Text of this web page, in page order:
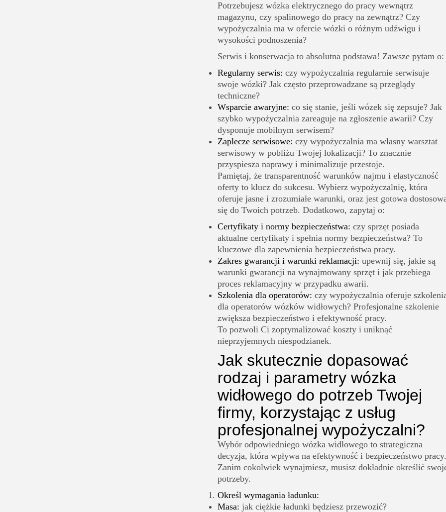
Potrzebujesz wózka elektrycznego do pracy wewnątrz
magazynu, czy spalinowego do pracy na zewnątrz? Czy
wypożyczalnia ma w ofercie wózki o różnym udźwigu i
wysokości podnoszenia?
Serwis i konserwacja to absolutna podstawa! Zawsze pytam o:
Regularny serwis: czy wypożyczalnia regularnie serwisuje
swoje wózki? Jak często przeprowadzane są przeglądy
techniczne?
Wsparcie awaryjne: co się stanie, jeśli wózek się zepsuje? Jak
szybko wypożyczalnia zareaguje na zgłoszenie awarii? Czy
dysponuje mobilnym serwisem?
Zaplecze serwisowe: czy wypożyczalnia ma własny warsztat
serwisowy w pobliżu Twojej lokalizacji? To znacznie
przyspiesza naprawy i minimalizuje przestoje.
Pamiętaj, że transparentność warunków najmu i elastyczność
oferty to klucz do sukcesu. Wybierz wypożyczalnię, która
oferuje jasne i zrozumiałe warunki, oraz jest gotowa
się do Twoich potrzeb. Dodatkowo, zapytaj o:
Certyfikaty i normy bezpieczeństwa: czy sprzęt posiada
aktualne certyfikaty i spełnia normy bezpieczeństwa? To
kluczowe dla zapewnienia bezpieczeństwa pracy.
Zakres gwarancji i warunki reklamacji: upewnij się, jakie są
warunki gwarancji na wynajmowany sprzęt i jak przebiega
proces reklamacyjny w przypadku awarii.
Szkolenia dla operatorów: czy wypożyczalnia oferuje
dla operatorów wózków widłowych? Profesjonalne szkolenie
zwiększa bezpieczeństwo i efektywność pracy.
To pozwoli Ci zoptymalizować koszty i uniknąć
nieprzyjemnych niespodzianek.
Jak skutecznie dopasować
rodzaj i parametry wózka
widłowego do potrzeb Twojej
firmy, korzystając z usług
profesjonalnej wypożyczalni?
Wybór odpowiedniego wózka widłowego to strategiczna
decyzja, która wpływa na efektywność i bezpieczeństwo pracy.
Zanim cokolwiek wynajmiesz, musisz dokładnie określić
potrzeby.
Określ wymagania ładunku:
Masa: jak ciężkie ładunki będziesz przewozić?